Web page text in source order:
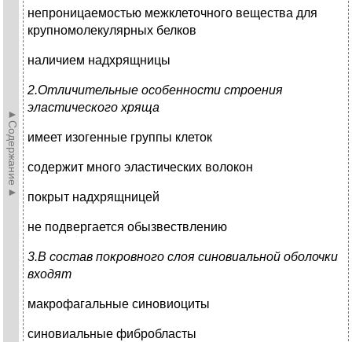
►Содержание►
непроницаемостью межклеточного вещества для
крупномолекулярных белков
наличием надхрящницы
2.Отличительные особенности строения
эластического хряща
имеет изогенные группы клеток
содержит много эластических волокон
покрыт надхрящницей
не подвергается обызвествлению
3.В состав покровного слоя синовиальной оболочки
входят
макрофагальные синовиоциты
синовиальные фибробласты